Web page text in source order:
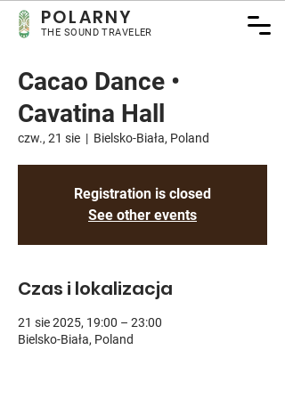
POLARNY
THE SOUND TRAVELER
Cacao Dance •
Cavatina Hall
czw., 21 sie
  |
Bielsko-Biała, Poland
Registration is closed
See other events
Czas i lokalizacja
21 sie 2025, 19:00 – 23:00
Bielsko-Biała, Poland